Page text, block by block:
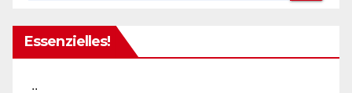
Essenzielles!
..